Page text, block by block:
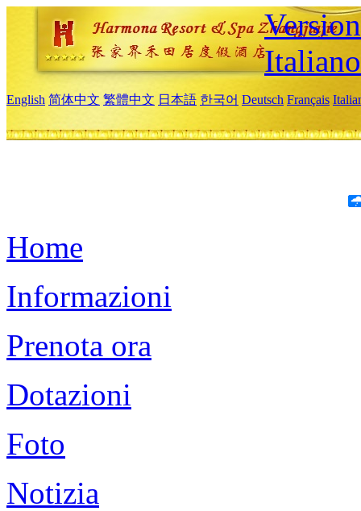
Italiano
English 简体中文 繁體中文 日本語 한국어 Deutsch Français
Home
Informazioni
Prenota ora
Dotazioni
Foto
Notizia